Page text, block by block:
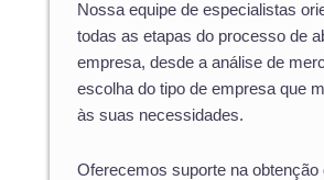
Nossa equipe de especialistas
todas as etapas do processo de
empresa, desde a análise de
escolha do tipo de empresa que
às suas necessidades.
Oferecemos suporte na obtenção